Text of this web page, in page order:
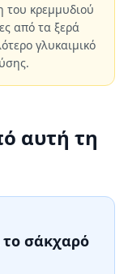
του κρεμμυδιού
από τα ξερά
γλυκαιμικό
αυτή τη
το σάκχαρό